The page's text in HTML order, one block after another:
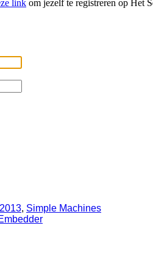
link om jezelf te registreren op Het
, Simple Machines